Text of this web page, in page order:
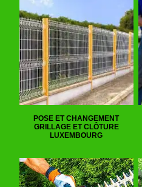
POSE ET CHANGEMENT
GRILLAGE ET CLÔTURE
LUXEMBOURG